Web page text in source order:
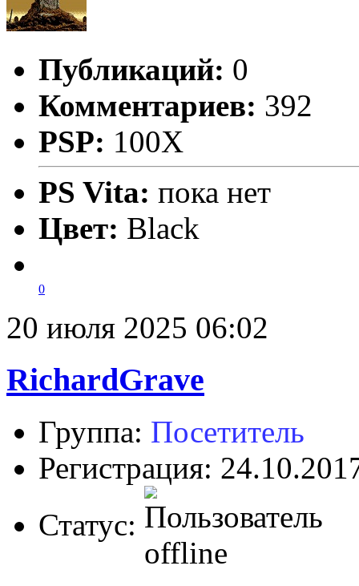
Публикаций: 0
Комментариев: 392
PSP: 100X
PS Vita: пока нет
Цвет: Black
0
20 июля 2025 06:02
RichardGrave
Группа: Посетитель
Регистрация:
Статус: